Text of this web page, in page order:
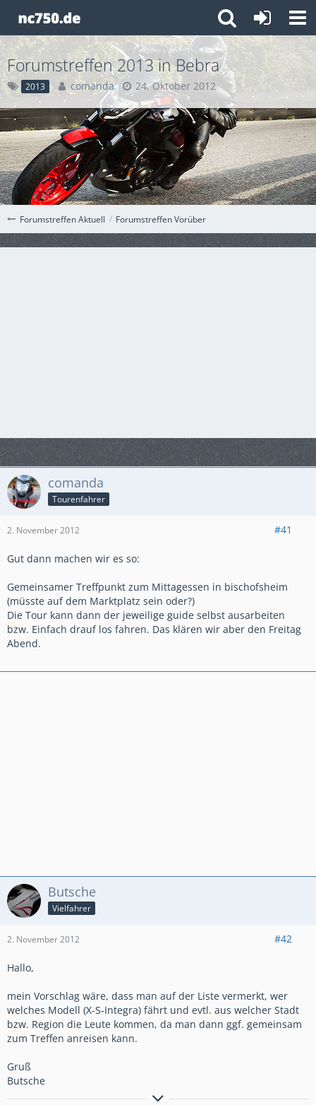
Forumstreffen Aktuell Forumstreffen Vorüber
Forumstreffen 2013 in Bebra
2013 comanda 24. Oktober 2012
comanda
Tourenfahrer
2. November 2012 #41
Gut dann machen wir es so:
Gemeinsamer Treffpunkt zum Mittagessen in bischofsheim
(müsste auf dem Marktplatz sein oder?)
Die Tour kann dann der jeweilige guide selbst ausarbeiten
bzw. Einfach drauf los fahren. Das klären wir aber den Freitag
Abend.
Butsche
Vielfahrer
2. November 2012 #42
Hallo,
mein Vorschlag wäre, dass man auf der Liste vermerkt, wer
welches Modell (X-S-Integra) fährt und evtl. aus welcher Stadt
bzw. Region die Leute kommen, da man dann ggf. gemeinsam
zum Treffen anreisen kann.
Gruß
Butsche
Leben und leben lassen